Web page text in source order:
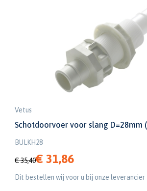
Vetus
Schotdoorvoer voor slang D=28mm
BULKH28
€ 35,40€ 31,86
Dit bestellen wij voor u bij onze leverancier